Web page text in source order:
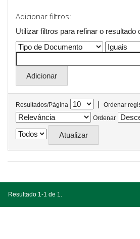
Adicionar filtros:
Utilizar filtros para refinar o resultado
Resultados/Página |
Ordenar
Ordenar
Resultado 1-1 de 1.